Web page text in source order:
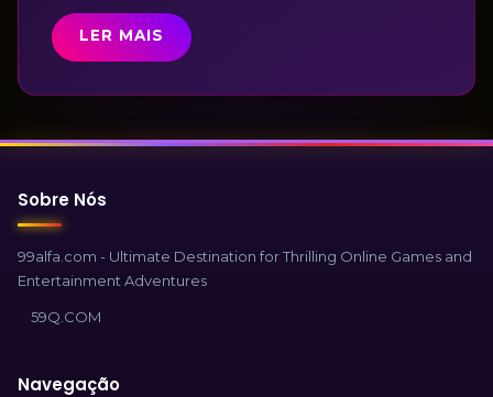
LER MAIS
Sobre Nós
99alfa.com - Ultimate Destination for Thrilling Online Games and
Entertainment Adventures
59Q.COM
Navegação